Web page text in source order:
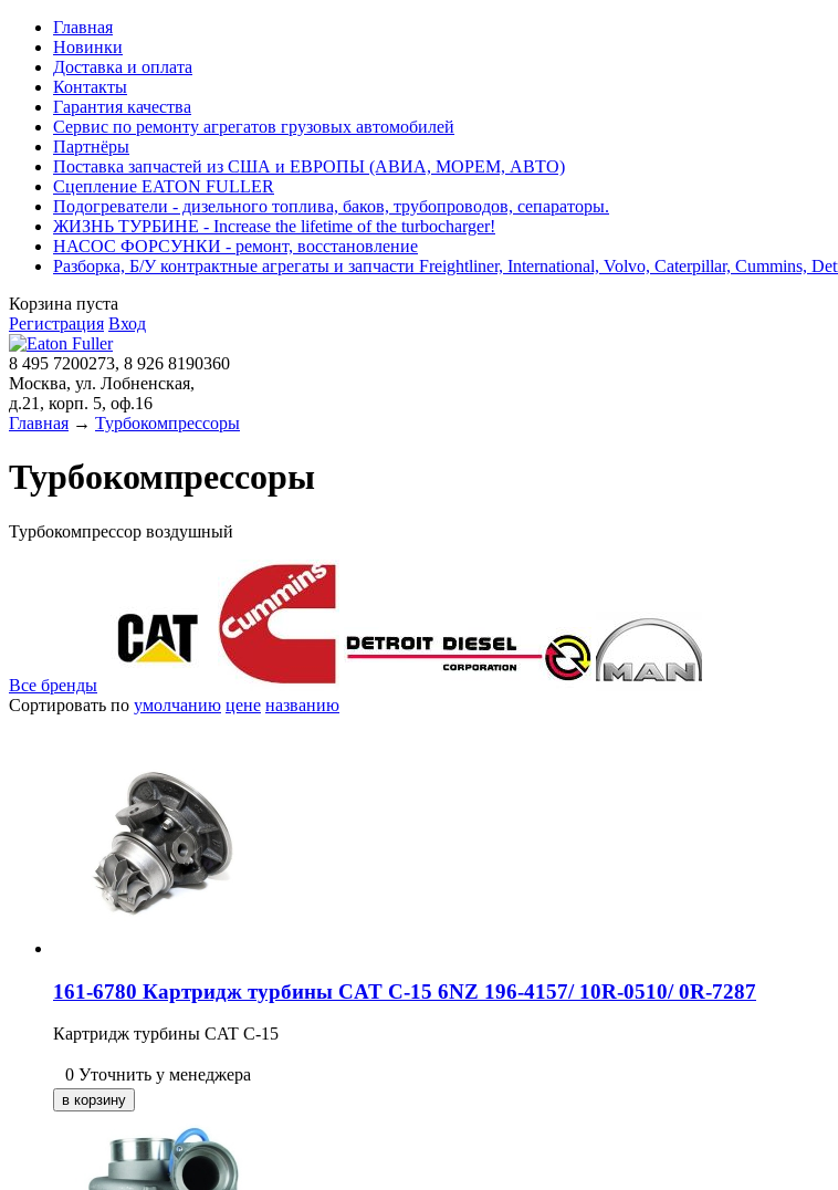
Главная
Новинки
Доставка и оплата
Контакты
Гарантия качества
Сервис по ремонту агрегатов грузовых автомобилей
Партнёры
Поставка запчастей из США и ЕВРОПЫ (АВИА, МОРЕМ, АВТО)
Сцепление EATON FULLER
Подогреватели - дизельного топлива, баков, трубопроводов, сепараторы.
ЖИЗНЬ ТУРБИНЕ - Increase the lifetime of the turbocharger!
НАСОС ФОРСУНКИ - ремонт, восстановление
Разборка, Б/У контрактные агрегаты и запчасти Freightliner, International, Volvo, Caterpillar, Cummins,
Корзина пуста
Регистрация Вход
8 495 7200273, 8 926 8190360
Москва, ул. Лобненская,
д.21, корп. 5, оф.16
Главная → Турбокомпрессоры
Турбокомпрессоры
Турбокомпрессор воздушный
Все бренды
Сортировать по умолчанию цене названию
161-6780 Картридж турбины CAT C-15 6NZ 196-4157/ 10R-0510/ 0R-7287
Картридж турбины CAT C-15
0 Уточнить у менеджера